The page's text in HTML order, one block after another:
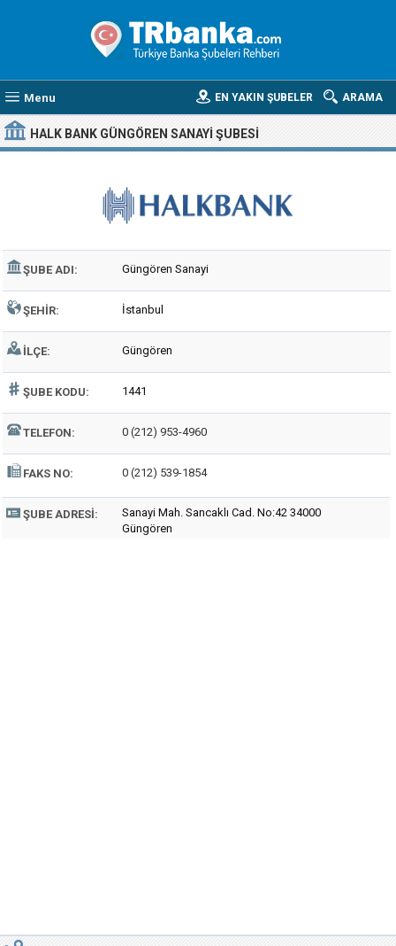
Menu ARAMA
EN YAKIN ŞUBELER
HALK BANK GÜNGÖREN SANAYI ŞUBESI
ŞUBE ADI: Güngören Sanayi
ŞEHIR: İstanbul
İLÇE: Güngören
ŞUBE KODU: 1441
TELEFON: 0 (212) 953-4960
FAKS NO: 0 (212) 539-1854
ŞUBE ADRESI:
Sanayi Mah. Sancaklı Cad. No:42 34000
Güngören